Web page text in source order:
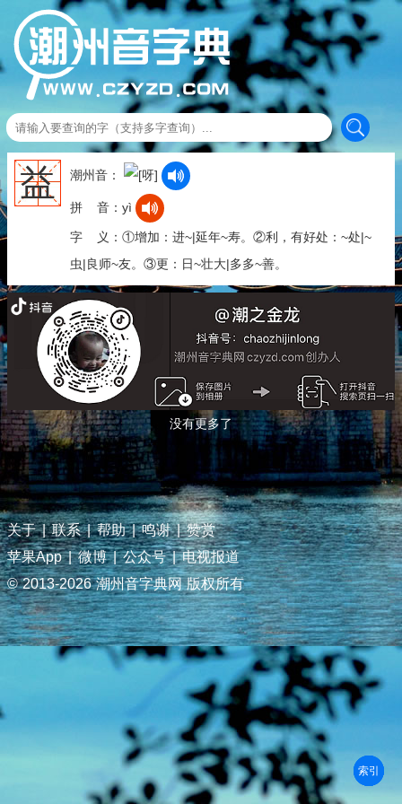
益 潮州音：
拼 音：yì
字 义：①增加：进~|延年~寿。②利，有好处：~处|~
虫|良师~友。③更：日~壮大|多多~善。
没有更多了
关于 | 联系 | 帮助 | 鸣谢 | 赞赏
苹果App | 微博 | 公众号 | 电视报道
© 2013-2026 潮州音字典网 版权所有
部首
笔划
拼音
潮拼